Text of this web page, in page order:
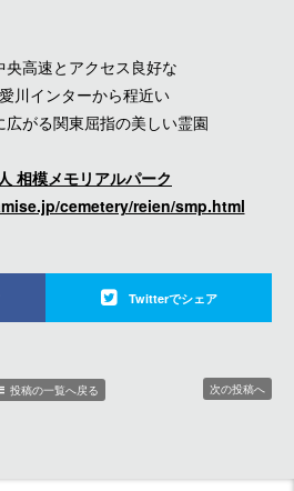
央高速とアクセス良好な
川インターから程近い
がる関東屈指の美しい霊園
相模メモリアルパーク
cemetery/reien/smp.html
Twitterでシェア
投稿の一覧へ戻る 次の投稿へ